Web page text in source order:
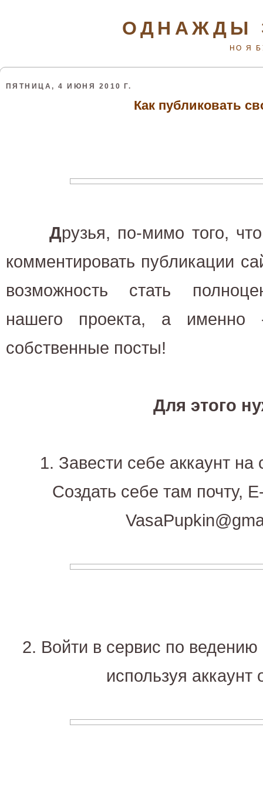
ОДНАЖДЫ
НО Я
ПЯТНИЦА, 4 ИЮНЯ 2010 Г.
Как публиковать
Друзья, по-мимо того,
комментировать публикации
возможность стать
нашего проекта, а именно
собственные посты!
Для этого
1. Завести себе аккаунт на
Создать себе там почту,
2. Войти в сервис по ведению
используя аккаунт